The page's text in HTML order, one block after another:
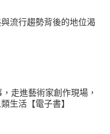
流行趨勢背後的地位渴
走進藝術家創作現場，
生活【電子書】